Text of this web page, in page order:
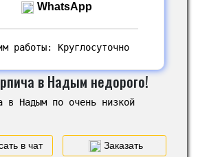
WhatsApp
работы: Круглосуточно
в Надым недорого!
в Надым по очень низкой
в чат Заказать